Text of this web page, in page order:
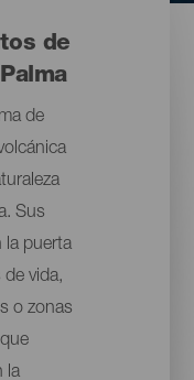
de
de
Sus
la puerta
de vida,
o zonas
la